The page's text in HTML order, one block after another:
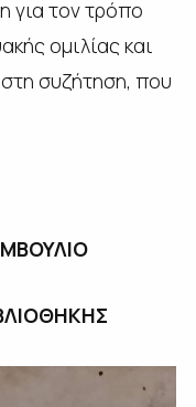
για τον τρόπο
ομιλίας και
συζήτηση, που